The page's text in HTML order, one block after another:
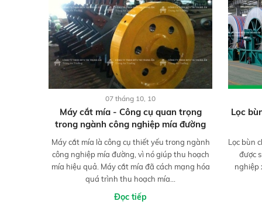
07 tháng 10, 10
Máy cắt mía - Công cụ quan trọng
trong ngành công nghiệp mía đường
Máy cắt mía là công cụ thiết yếu trong ngành
công nghiệp mía đường, vì nó giúp thu hoạch
mía hiệu quả. Máy cắt mía đã cách mạng hóa
quá trình thu hoạch mía...
Đọc tiếp
Lọc
Lọc bùn
được
nghiệp